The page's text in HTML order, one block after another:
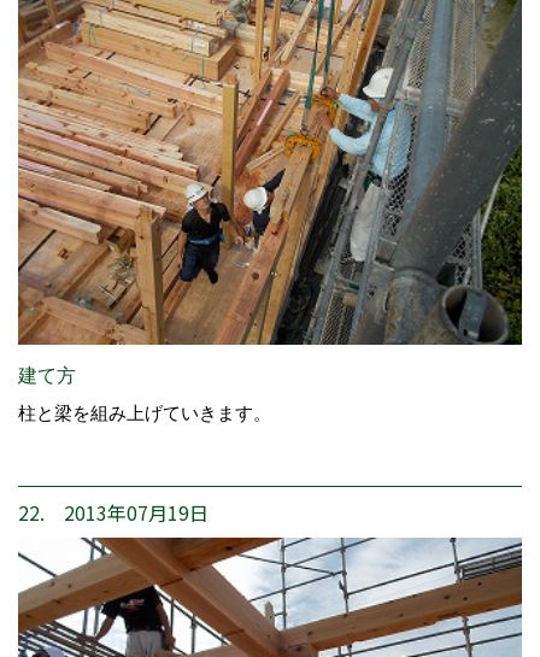
建て方
柱と梁を組み上げていきます。
22. 2013年07月19日